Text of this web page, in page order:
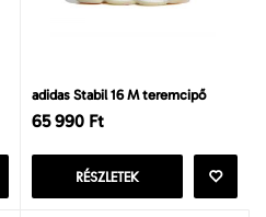
adidas Stabil 16 M teremcipő
65 990 Ft
RÉSZLETEK